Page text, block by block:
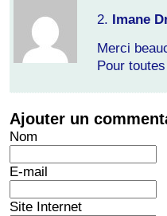
2. Imane
Merci
Pour
Ajouter un
Nom
E-mail
Site Internet